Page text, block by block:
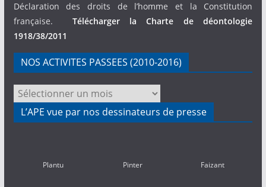
Déclaration des droits de l’homme et la Constitution
française. Télécharger la Charte de déontologie
1918/38/2011
NOS ACTIVITES PASSEES (2010-2016)
NOS
ACTIVITES
PASSEES
L’APE vue par nos dessinateurs de presse
Plantu Pinter Faizant